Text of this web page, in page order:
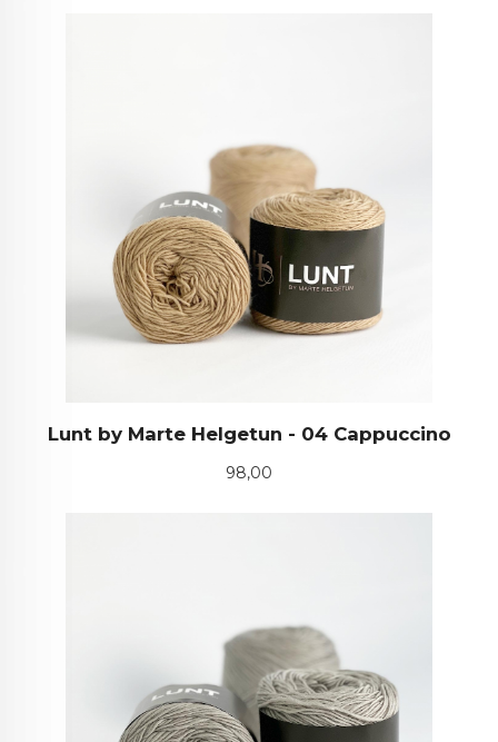
Lunt by Marte Helgetun - 04 Cappuccino
Pris
98,00